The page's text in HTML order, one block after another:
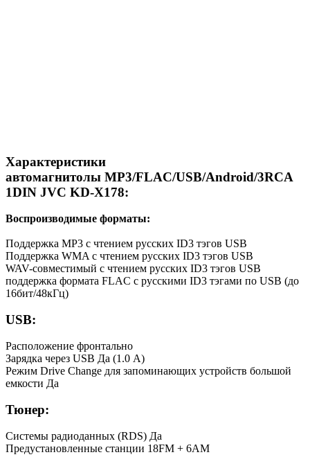
Характеристики
автомагнитолы MP3/FLAC/USB/Android/3RCA
1DIN JVC KD-X178:
Воспроизводимые форматы:
Поддержка MP3 c чтением русских ID3 тэгов USB
Поддержка WMA c чтением русских ID3 тэгов USB
WAV-совместимый c чтением русских ID3 тэгов USB
поддержка формата FLAC с русскими ID3 тэгами по USB (до
16бит/48кГц)
USB:
Расположение фронтально
Зарядка через USB Да (1.0 A)
Режим Drive Change для запоминающих устройств большой
емкости Да
Тюнер:
Системы радиоданных (RDS) Да
Предустановленные станции 18FM + 6AM